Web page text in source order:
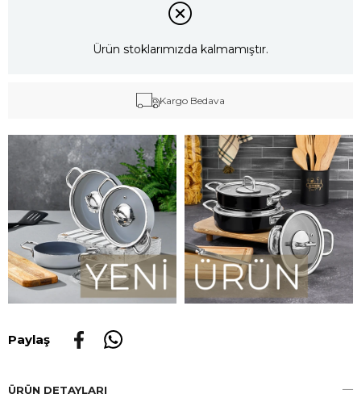
Ürün stoklarımızda kalmamıştır.
Kargo Bedava
Paylaş
ÜRÜN DETAYLARI